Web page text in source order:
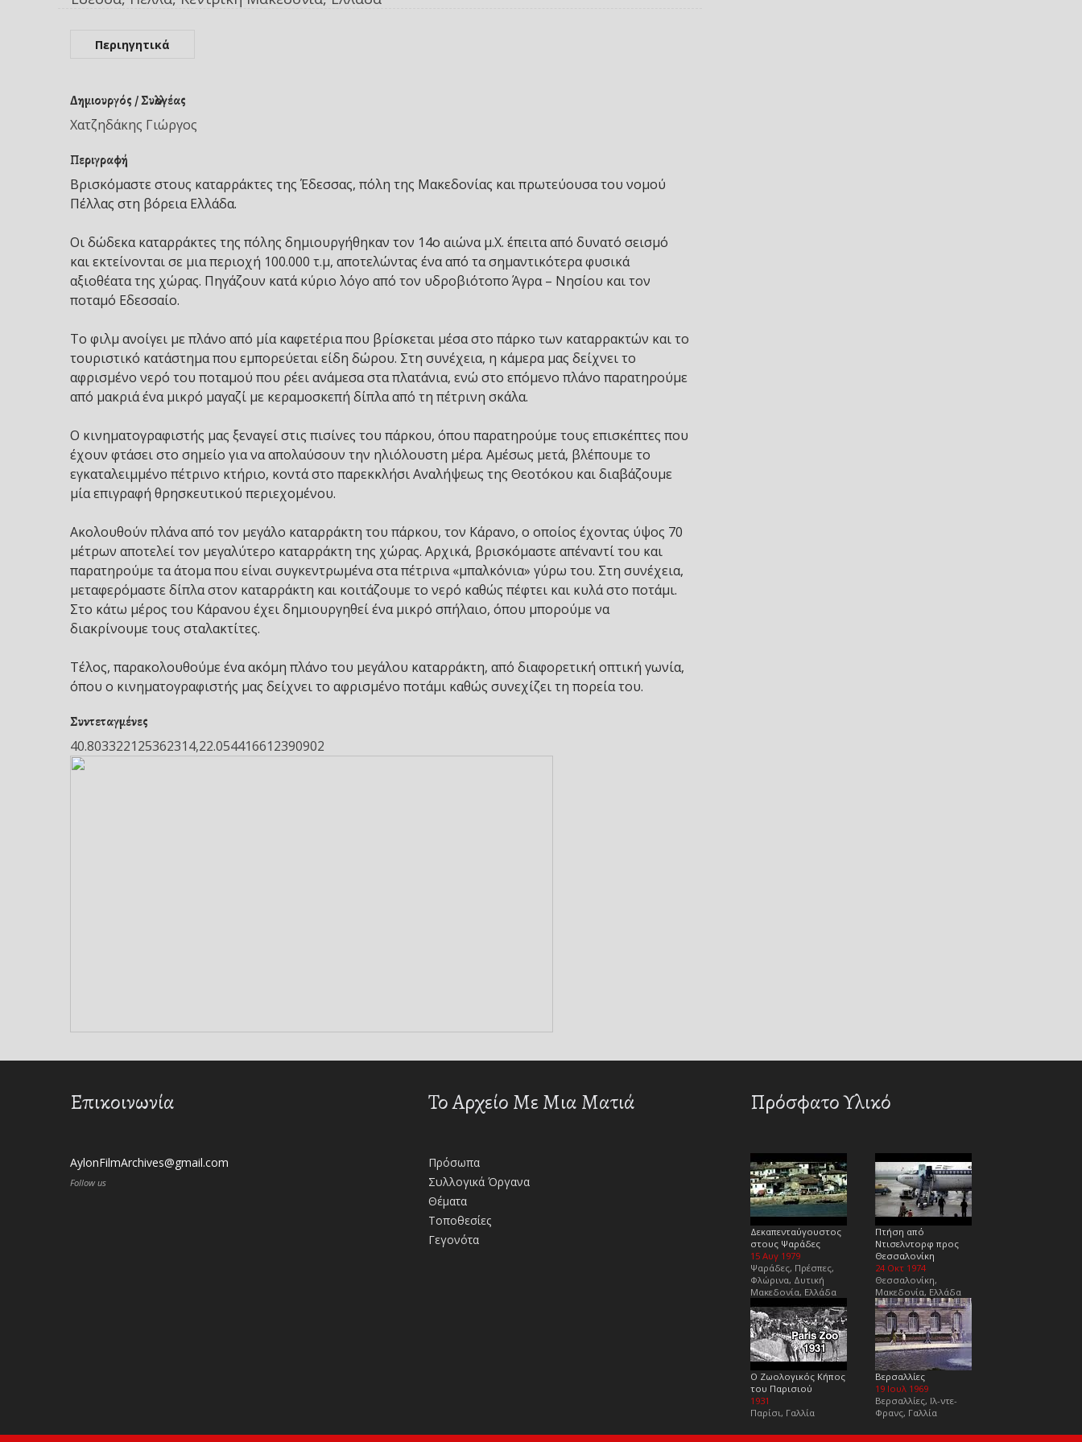
Περιηγητικά
Δημιουργός / Συλλογέας
Χατζηδάκης Γιώργος
Περιγραφή
Βρισκόμαστε στους καταρράκτες της Έδεσσας, πόλη της Μακεδονίας και πρωτεύουσα του νομού
Πέλλας στη βόρεια Ελλάδα.
Οι δώδεκα καταρράκτες της πόλης δημιουργήθηκαν τον 14ο αιώνα μ.Χ. έπειτα από δυνατό σεισμό
και εκτείνονται σε μια περιοχή 100.000 τ.μ, αποτελώντας ένα από τα σημαντικότερα φυσικά
αξιοθέατα της χώρας. Πηγάζουν κατά κύριο λόγο από τον υδροβιότοπο Άγρα – Νησίου και τον
ποταμό Εδεσσαίο.
Το φιλμ ανοίγει με πλάνο από μία καφετέρια που βρίσκεται μέσα στο πάρκο των καταρρακτών και το
τουριστικό κατάστημα που εμπορεύεται είδη δώρου. Στη συνέχεια, η κάμερα μας δείχνει το
αφρισμένο νερό του ποταμού που ρέει ανάμεσα στα πλατάνια, ενώ στο επόμενο πλάνο παρατηρούμε
από μακριά ένα μικρό μαγαζί με κεραμοσκεπή δίπλα από τη πέτρινη σκάλα.
Ο κινηματογραφιστής μας ξεναγεί στις πισίνες του πάρκου, όπου παρατηρούμε τους επισκέπτες που
έχουν φτάσει στο σημείο για να απολαύσουν την ηλιόλουστη μέρα. Αμέσως μετά, βλέπουμε το
εγκαταλειμμένο πέτρινο κτήριο, κοντά στο παρεκκλήσι Αναλήψεως της Θεοτόκου και διαβάζουμε
μία επιγραφή θρησκευτικού περιεχομένου.
Ακολουθούν πλάνα από τον μεγάλο καταρράκτη του πάρκου, τον Κάρανο, ο οποίος έχοντας ύψος 70
μέτρων αποτελεί τον μεγαλύτερο καταρράκτη της χώρας. Αρχικά, βρισκόμαστε απέναντί του και
παρατηρούμε τα άτομα που είναι συγκεντρωμένα στα πέτρινα «μπαλκόνια» γύρω του. Στη συνέχεια,
μεταφερόμαστε δίπλα στον καταρράκτη και κοιτάζουμε το νερό καθώς πέφτει και κυλά στο ποτάμι.
Στο κάτω μέρος του Κάρανου έχει δημιουργηθεί ένα μικρό σπήλαιο, όπου μπορούμε να
διακρίνουμε τους σταλακτίτες.
Τέλος, παρακολουθούμε ένα ακόμη πλάνο του μεγάλου καταρράκτη, από διαφορετική οπτική γωνία,
όπου ο κινηματογραφιστής μας δείχνει το αφρισμένο ποτάμι καθώς συνεχίζει τη πορεία του.
Συντεταγμένες
40.803322125362314,22.054416612390902
Επικοινωνία
AylonFilmArchives@gmail.com
Follow us
Το Αρχείο Με Μια Ματιά
Πρόσωπα
Συλλογικά Όργανα
Θέματα
Τοποθεσίες
Γεγονότα
Πρόσφατο Υλικό
Δεκαπενταύγουστος
στους Ψαράδες
15 Αυγ 1979
Ψαράδες, Πρέσπες,
Φλώρινα, Δυτική
Μακεδονία, Ελλάδα
Πτήση από
Ντισελντορφ προς
Θεσσαλονίκη
24 Οκτ 1974
Θεσσαλονίκη,
Μακεδονία, Ελλάδα
Ο Ζωολογικός Κήπος
του Παρισιού
1931
Παρίσι, Γαλλία
Βερσαλλίες
19 Ιουλ 1969
Βερσαλλίες, Ιλ-ντε-
Φρανς, Γαλλία